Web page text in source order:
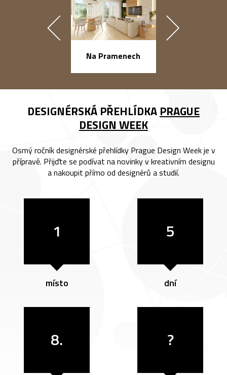
Na Pramenech
DESIGNÉRSKÁ PŘEHLÍDKA PRAGUE
DESIGN WEEK
Osmý ročník designérské přehlídky Prague Design Week je v
přípravě. Přijďte se podívat na novinky v kreativním designu
a nakoupit přímo od designérů a studií.
1
místo
5
dní
8. ?